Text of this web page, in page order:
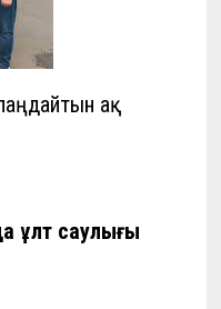
ақ
ұлт саулығы